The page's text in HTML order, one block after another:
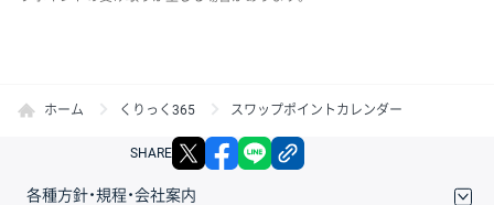
ホーム くりっく365 スワップポイントカレンダー
SHARE X facebook
各種方針・規程・会社案内